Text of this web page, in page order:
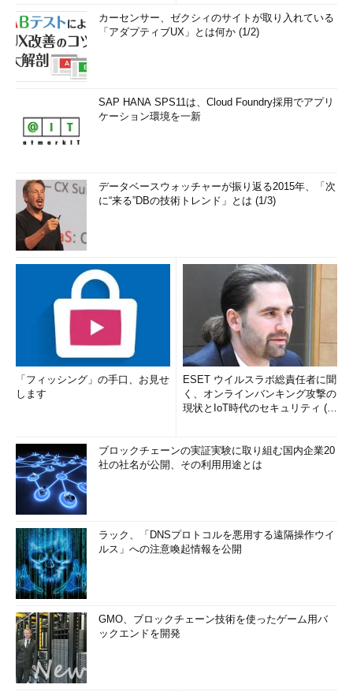
カーセンサー、ゼクシィのサイトが取り入れている
「アダプティブUX」とは何か (1/2)
SAP HANA SPS11は、Cloud Foundry採用でアプリ
ケーション環境を一新
データベースウォッチャーが振り返る2015年、「次
に“来る”DBの技術トレンド」とは (1/3)
「フィッシング」の手口、お見せ
します
ESET ウイルスラボ総責任者に聞
く、オンラインバンキング攻撃の
現状とIoT時代のセキュリティ (1/
ブロックチェーンの実証実験に取り組む国内企業20
社の社名が公開、その利用用途とは
ラック、「DNSプロトコルを悪用する遠隔操作ウイ
ルス」への注意喚起情報を公開
GMO、ブロックチェーン技術を使ったゲーム用バ
ックエンドを開発